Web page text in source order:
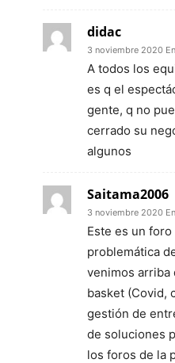
didac
3 noviembre 2020
A todos los
es q el
gente, q no
cerrado su
algunos
Saitama2006
3 noviembre 2020
Este es un
problemática
venimos arriba
basket (Covid,
gestión de
de soluciones
los foros de la